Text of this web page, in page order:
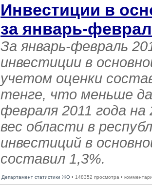
Инвестиции в
за январь-
За январь-февраль
инвестиции в
учетом оценки
тенге, что меньше
февраля 2011 года
вес области в
инвестиций в
составил 1,3%.
Департамент статистики ЖО • 148352 просмотра •